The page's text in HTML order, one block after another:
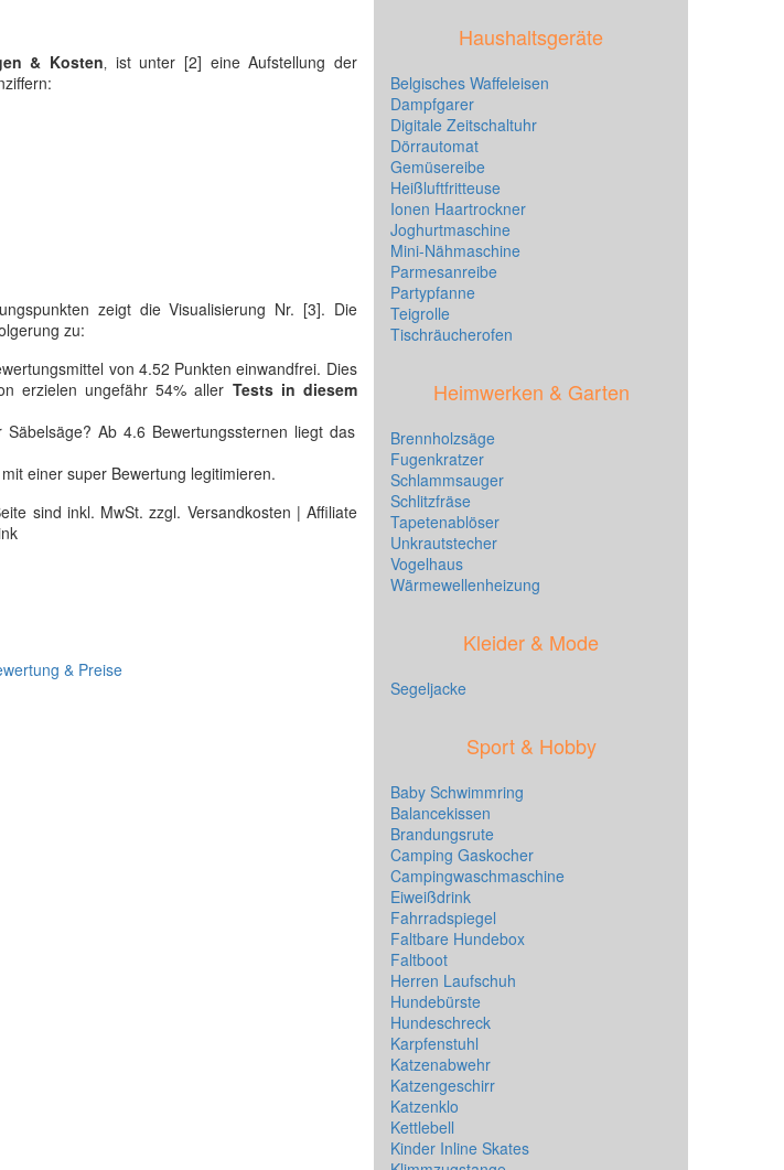
& Kosten‚ ist unter [2] eine Aufstellung der
zeigt die Visualisierung Nr. [3]. Die
zu:
von 4.52 Punkten einwandfrei. Dies
erzielen ungefähr 54% aller Tests in diesem
Ab 4.6 Bewertungssternen liegt das
einer super Bewertung legitimieren.
sind inkl. MwSt. zzgl. Versandkosten | Affiliate
& Preise
Haushaltsgeräte
Belgisches Waffeleisen
Dampfgarer
Digitale Zeitschaltuhr
Dörrautomat
Gemüsereibe
Heißluftfritteuse
Ionen Haartrockner
Joghurtmaschine
Mini-Nähmaschine
Parmesanreibe
Partypfanne
Teigrolle
Tischräucherofen
Heimwerken & Garten
Brennholzsäge
Fugenkratzer
Schlammsauger
Schlitzfräse
Tapetenablöser
Unkrautstecher
Vogelhaus
Wärmewellenheizung
Kleider & Mode
Segeljacke
Sport & Hobby
Baby Schwimmring
Balancekissen
Brandungsrute
Camping Gaskocher
Campingwaschmaschine
Eiweißdrink
Fahrradspiegel
Faltbare Hundebox
Faltboot
Herren Laufschuh
Hundebürste
Hundeschreck
Karpfenstuhl
Katzenabwehr
Katzengeschirr
Katzenklo
Kettlebell
Kinder Inline Skates